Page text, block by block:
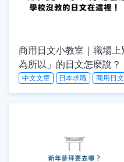
商用日文小教室｜職場
為所以」的日文怎麼說？
中文文章 日本求職 商用日文